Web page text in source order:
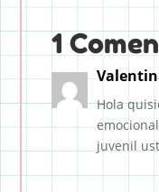
1
Hola
juvenil